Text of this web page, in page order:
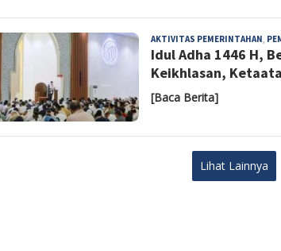
AKTIVITAS PEMERINTAHAN,
Idul Adha 1446 H,
Keikhlasan,
[Baca Berita]
Lihat Lainnya